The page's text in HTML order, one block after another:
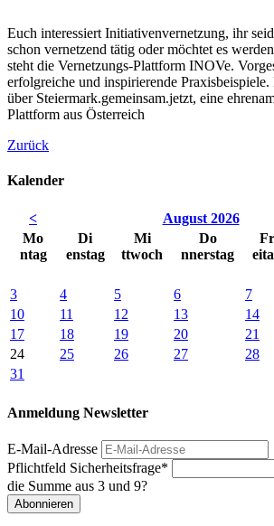
Euch interessiert Initiativenvernetzung, ihr
schon vernetzend tätig oder möchtet es
steht die Vernetzungs-Plattform INOVe.
erfolgreiche und inspirierende
über Steiermark.gemeinsam.jetzt, eine
Plattform aus Österreich
Zurück
Kalender
< August 2026
Mo
ntag
Di
enstag
Mi
ttwoch
Do
nnerstag
Fr
3
4 5 6 7
10
11 12 13 14
17
18 19 20 21
24
25 26 27 28
31
Anmeldung Newsletter
E-Mail-Adresse
Pflichtfeld Sicherheitsfrage*
die Summe aus 3 und 9?
Abonnieren